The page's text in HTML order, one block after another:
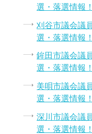
選・落選情報！
刈谷市議会議
選・落選情報！
鉾田市議会議
選・落選情報！
美唄市議会議
選・落選情報！
深川市議会議
選・落選情報！